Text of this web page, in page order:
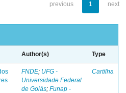
previous 1 next
Author(s) Type
FNDE; UFG -
Universidade Federal
de Goiás; Funap -
Cartilha